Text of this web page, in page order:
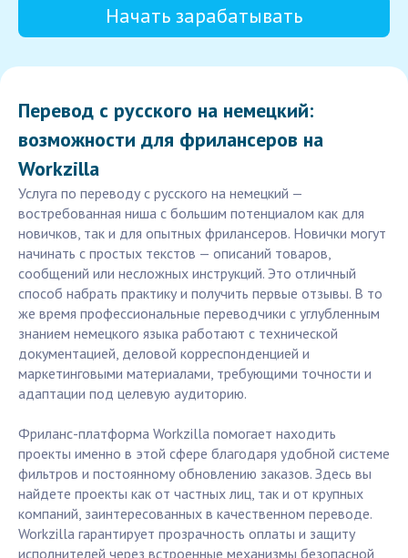
Начать зарабатывать
Перевод с русского на немецкий:
возможности для фрилансеров на
Workzilla
Услуга по переводу с русского на немецкий —
востребованная ниша с большим потенциалом как для
новичков, так и для опытных фрилансеров. Новички могут
начинать с простых текстов — описаний товаров,
сообщений или несложных инструкций. Это отличный
способ набрать практику и получить первые отзывы. В то
же время профессиональные переводчики с углубленным
знанием немецкого языка работают с технической
документацией, деловой корреспонденцией и
маркетинговыми материалами, требующими точности и
адаптации под целевую аудиторию.
Фриланс-платформа Workzilla помогает находить
проекты именно в этой сфере благодаря удобной системе
фильтров и постоянному обновлению заказов. Здесь вы
найдете проекты как от частных лиц, так и от крупных
компаний, заинтересованных в качественном переводе.
Workzilla гарантирует прозрачность оплаты и защиту
исполнителей через встроенные механизмы безопасной